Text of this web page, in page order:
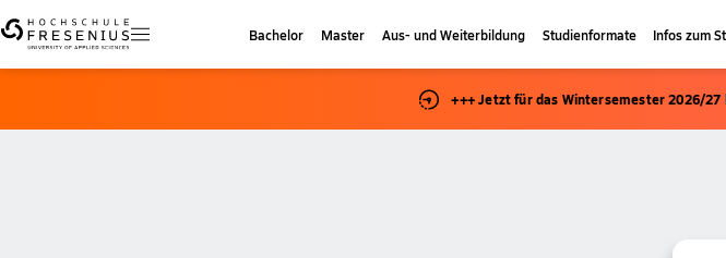
Bachelor Master Aus- und Weiterbildung Studienformate Infos zum
+++ Jetzt für das Wintersemester 2026/